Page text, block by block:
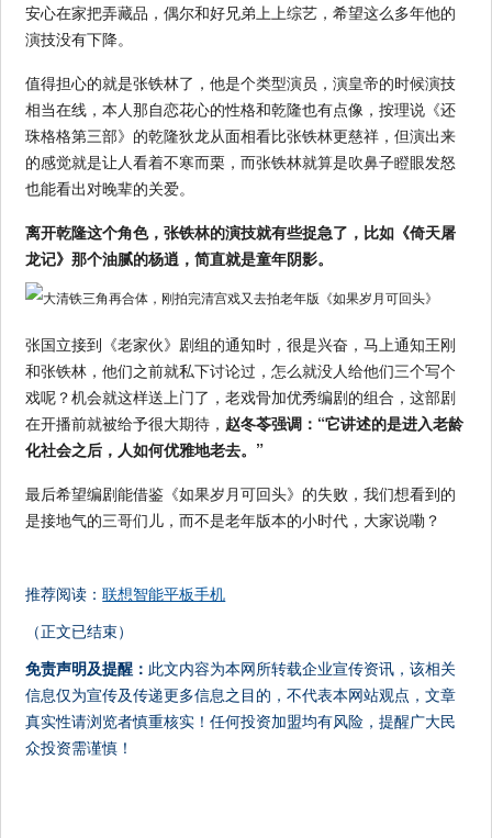
安心在家把弄藏品，偶尔和好兄弟上上综艺，希望这么多年他的
演技没有下降。
值得担心的就是张铁林了，他是个类型演员，演皇帝的时候演技
相当在线，本人那自恋花心的性格和乾隆也有点像，按理说《还
珠格格第三部》的乾隆狄龙从面相看比张铁林更慈祥，但演出来
的感觉就是让人看着不寒而栗，而张铁林就算是吹鼻子瞪眼发怒
也能看出对晚辈的关爱。
离开乾隆这个角色，张铁林的演技就有些捉急了，比如《倚天屠
龙记》那个油腻的杨逍，简直就是童年阴影。
张国立接到《老家伙》剧组的通知时，很是兴奋，马上通知王刚
和张铁林，他们之前就私下讨论过，怎么就没人给他们三个写个
戏呢？机会就这样送上门了，老戏骨加优秀编剧的组合，这部剧
在开播前就被给予很大期待， 赵冬苓强调：“它讲述的是进入老龄
化社会之后，人如何优雅地老去。”
最后希望编剧能借鉴《如果岁月可回头》的失败，我们想看到的
是接地气的三哥们儿，而不是老年版本的小时代，大家说嘞？
推荐阅读：联想智能平板手机
（正文已结束）
免责声明及提醒： 此文内容为本网所转载企业宣传资讯，该相关
信息仅为宣传及传递更多信息之目的，不代表本网站观点，文章
真实性请浏览者慎重核实！任何投资加盟均有风险，提醒广大民
众投资需谨慎！